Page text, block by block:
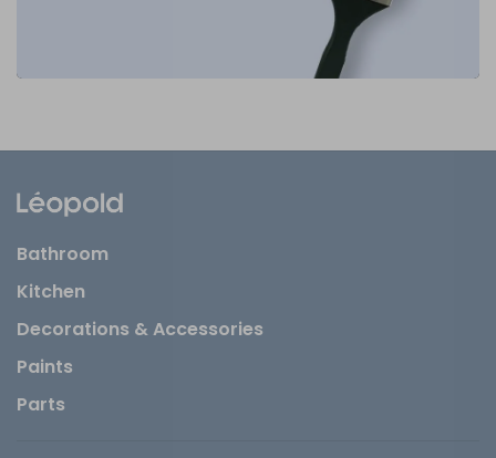
Bathroom
Kitchen
Decorations & Accessories
Paints
Parts